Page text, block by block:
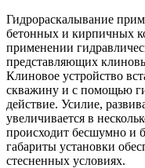
Гидрораскалывание
бетонных и кирпичных
применении
представляющих
Клиновое устройство
скважину и с помощью
действие. Усилие,
увеличивается в
происходит бесшумно и
габариты установки
стесненных условиях.